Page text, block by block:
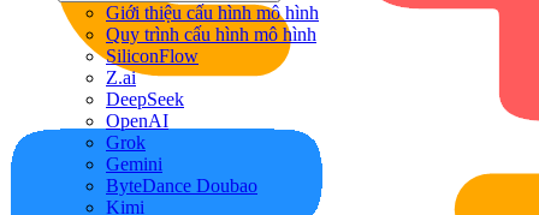
Giới thiệu cấu hình mô hình
Quy trình cấu hình mô hình
SiliconFlow
Z.ai
DeepSeek
OpenAI
Grok
Gemini
ByteDance Doubao
Kimi